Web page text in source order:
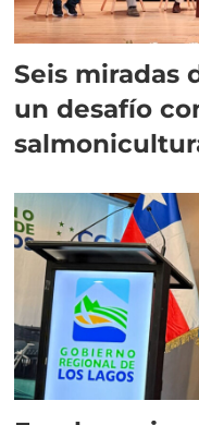
Seis miradas
un desafío